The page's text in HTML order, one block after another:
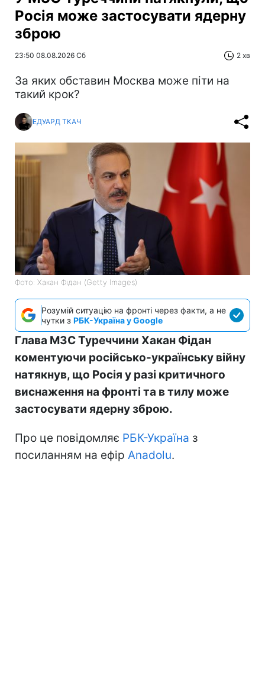
Росія може застосувати ядерну
зброю
23:50 08.08.2026 Сб 2 хв
За яких обставин Москва може піти на
такий крок?
ЕДУАРД ТКАЧ
Фото: Хакан Фідан (Getty Images)
Розумій ситуацію на фронті через факти, а не
чутки з РБК-Україна у Google
Глава МЗС Туреччини Хакан Фідан
коментуючи російсько-українську війну
натякнув, що Росія у разі критичного
виснаження на фронті та в тилу може
застосувати ядерну зброю.
Про це повідомляє РБК-Україна з
посиланням на ефір Anadolu.